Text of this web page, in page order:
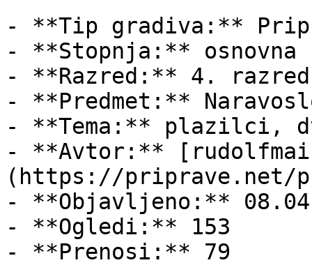
- **Tip gradiva:**
- **Stopnja:** osnovna
- **Razred:** 4. razred
- **Predmet:**
- **Tema:** plazilci,
- **Avtor:**
(https://priprave.net/
- **Objavljeno:**
- **Ogledi:** 153
- **Prenosi:** 79